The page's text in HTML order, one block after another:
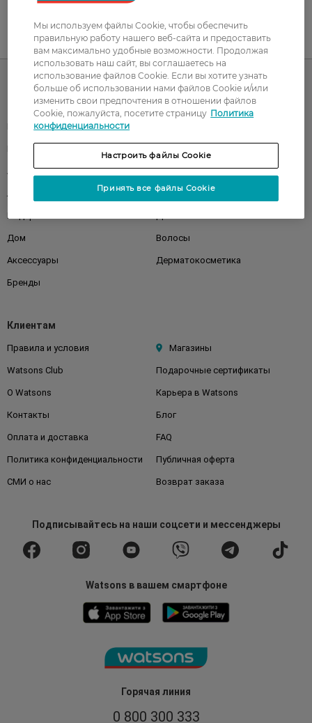
UA RU
Горячая линия
0 800 300 333
Каталог
Корейская косметика
Здоровье
Акции Макияж
Лицо Тело
Подарки
Дом Волосы
Аксессуары Дерматокосметика
Бренды
Клиентам
Правила и условия Магазины
Watsons Club Подарочные сертификаты
О Watsons Карьера в Watsons
Контакты Блог
Оплата и доставка FAQ
Политика конфиденциальности Публичная оферта
СМИ о нас Возврат заказа
Подписывайтесьна наши соцсети и мессенджеры
Watsons в вашем смартфоне
Мы используем файлы Cookie, чтобы обеспечить
правильную работу нашего веб-сайта и предоставить
вам максимально удобные возможности. Продолжая
использовать наш сайт, вы соглашаетесь на
использование файлов Cookie. Если вы хотите узнать
больше об использовании нами файлов Cookie и/или
изменить свои предпочтения в отношении файлов
Cookie, пожалуйста, посетите страницу Политика
конфиденциальности
Настроить файлы Cookie
Принять все файлы Cookie